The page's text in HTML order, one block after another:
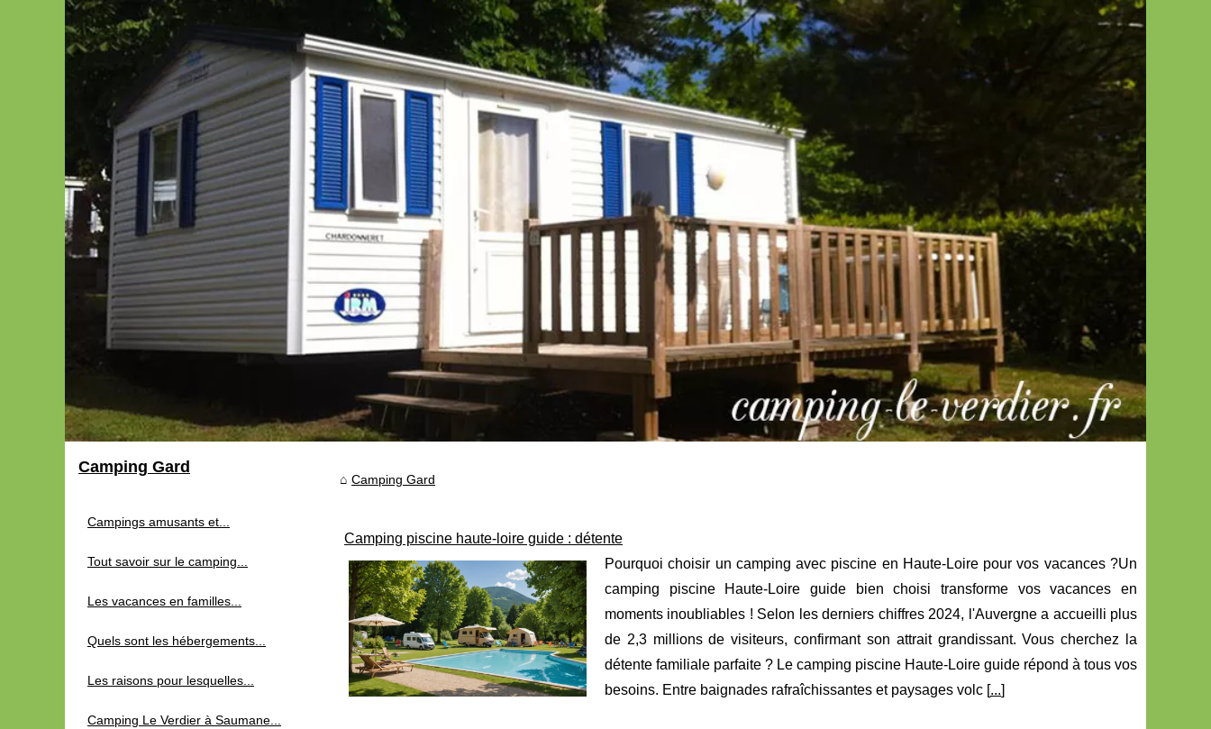
Camping Gard
Camping piscine haute-loire guide : détente
Pourquoi choisir un camping avec piscine en Haute-Loire pour vos vacances ?Un
camping piscine Haute-Loire guide bien choisi transforme vos vacances en
moments inoubliables ! Selon les derniers chiffres 2024, l'Auvergne a accueilli plus
de 2,3 millions de visiteurs, confirmant son attrait grandissant. Vous cherchez la
détente familiale parfaite ? Le camping piscine Haute-Loire guide répond à tous vos
besoins. Entre baignades rafraîchissantes et paysages volc [...]
Camping Gard
Campings amusants et...
Tout savoir sur le camping...
Les vacances en familles...
Quels sont les hébergements...
Les raisons pour lesquelles...
Camping Le Verdier à Saumane...